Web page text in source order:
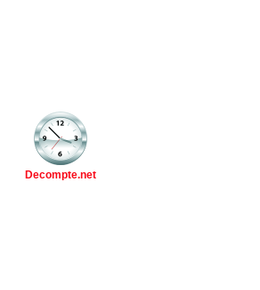
Decompte.net